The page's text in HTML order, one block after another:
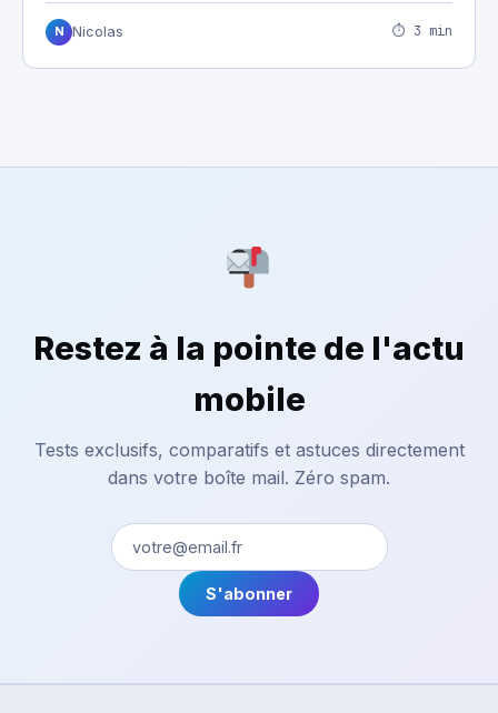
N Nicolas ⏱ 3 min
Restez à la pointe de l'actu
mobile
Tests exclusifs, comparatifs et astuces directement
dans votre boîte mail. Zéro spam.
S'abonner